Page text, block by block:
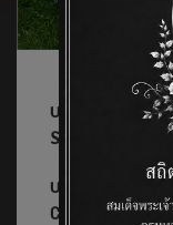
บริษัท เสียดายแดด
Solar Co.,Ltd. และ
บริษัท ออพเทค เอ็
Co.,Ltd.